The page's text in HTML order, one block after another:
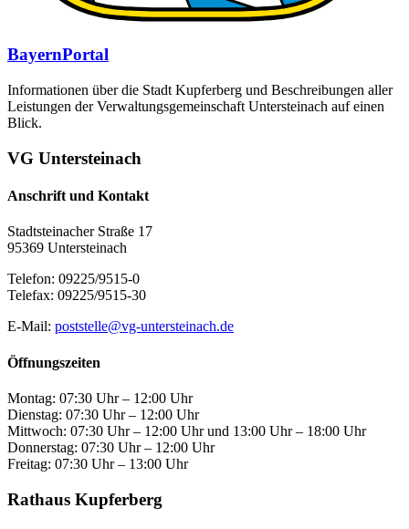
BayernPortal
Informationen über die Stadt Kupferberg und Beschreibungen aller
Leistungen der Verwaltungsgemeinschaft Untersteinach auf einen
Blick.
VG Untersteinach
Anschrift und Kontakt
Stadtsteinacher Straße 17
95369 Untersteinach
Telefon: 09225/9515-0
Telefax: 09225/9515-30
E-Mail: poststelle@vg-untersteinach.de
Öffnungszeiten
Montag: 07:30 Uhr – 12:00 Uhr
Dienstag: 07:30 Uhr – 12:00 Uhr
Mittwoch: 07:30 Uhr – 12:00 Uhr und 13:00 Uhr – 18:00 Uhr
Donnerstag: 07:30 Uhr – 12:00 Uhr
Freitag: 07:30 Uhr – 13:00 Uhr
Rathaus Kupferberg